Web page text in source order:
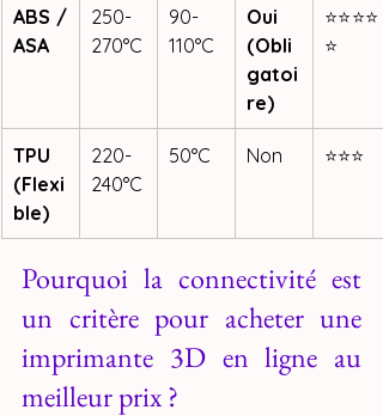
ABS /
ASA
250-
270°C
90-
110°C
Oui
(Obli
gatoi
re)
⭐⭐⭐⭐
⭐
TPU
(Flexi
ble)
220-
240°C
50°C Non ⭐⭐⭐
Pourquoi la connectivité est
un critère pour acheter une
imprimante 3D en ligne au
meilleur prix ?